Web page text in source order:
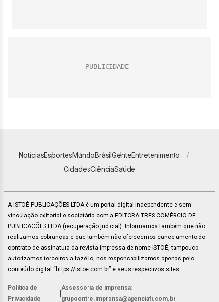
NotíciasEsportesMundoBrasilGenteEntretenimento
CidadesCiênciaSaúde
A ISTOÉ PUBLICAÇÕES LTDA é um portal digital independente e sem
vinculação editorial e societária com a EDITORA TRES COMÉRCIO DE
PUBLICACÕES LTDA (recuperação judicial). Informamos também que não
realizamos cobranças e que também não oferecemos cancelamento do
contrato de assinatura da revista impressa de nome ISTOÉ, tampouco
autorizamos terceiros a fazê-lo, nos responsabilizamos apenas pelo
conteúdo digital “https://istoe.com.br” e seus respectivos sites.
Política de
Privacidade
Assessoria de imprensa:
grupoentre.imprensa@agenciafr.com.br